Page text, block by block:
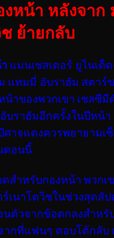
หน้า หลังจาก
ย้ายกลับ
แมนเชสเตอร์ ยูไนเต็
แทมมี่ อับราฮัม สตาร์
าของพวกเขา เชลซีมี
บราฮัมอีกครั้งในปีหน้
ศาจแดงควรพยายาม
ตอนนี้
สำหรับกองหน้า พวกเ
ร์เนาโตวิชในช่วงสุดสั
ตัวจากข้อตกลงสำหรั
ากที่แฟนๆ ตอบโต้กลั